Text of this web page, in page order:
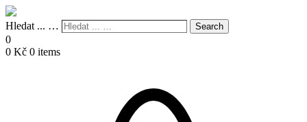
Hledat ... … Search
0
0 Kč 0 items